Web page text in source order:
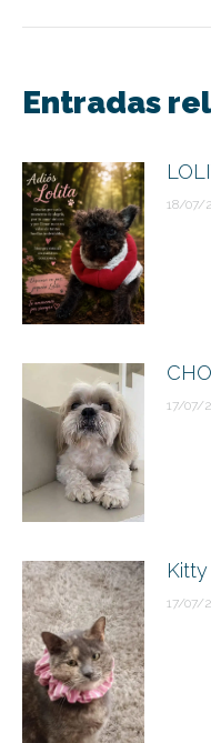
entre
Entradas
18/07/
17/07/
Kitty
17/07/